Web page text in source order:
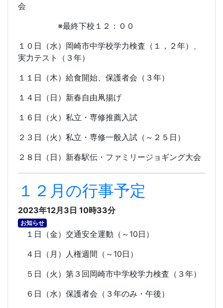
会
※最終下校１２：００
１０日（水）岡崎市中学校学力検査（１，２年）、
実力テスト（３年）
１１日（木）給食開始、保護者会（３年）
１４日（日）新春自由凧揚げ
１６日（火）私立・専修推薦入試
２３日（火）私立・専修一般入試（～２５日）
２８日（日）新春駅伝・ファミリージョギング大会
１２月の行事予定
2023年12月3日 10時33分
お知らせ
１日（金）交通安全運動（～ 10日）
４日（月）人権週間（～ 10日）
５日（火）第３回岡崎市中学校学力検査（３年）
６日（水）保護者会（３年のみ・午後）